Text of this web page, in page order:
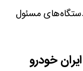
مسئول
خودرو